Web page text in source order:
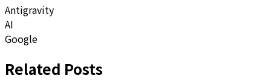
Antigravity
AI
Google
Related Posts